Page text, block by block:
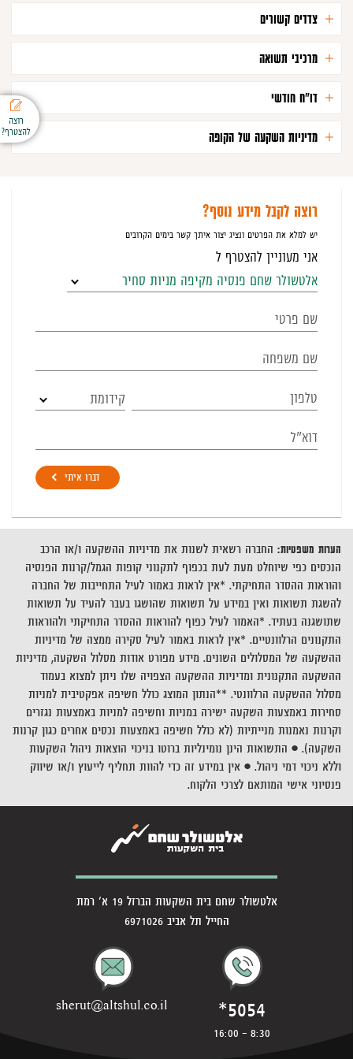
רוצה
להצטרף?
העמוד
צדדים קשורים
מרכיבי תשואה
דו"ח חודשי
מדיניות השקעה של הקופה
רוצה לקבל מידע נוסף?
יש למלא את הפרטים ונציג יצור איתך קשר בימים הקרובים
אני מעוניין להצטרף ל
אלטשולר שחם פנסיה מקיפה מניות סחיר
קידומת
דברו איתי
הערות משפטיות: החברה רשאית לשנות את מדיניות ההשקעה ו/או הרכב
הנכסים כפי שיוחלט מעת לעת בכפוף לתקנוני קופות הגמל/קרנות הפנסיה
והוראות ההסדר התחיקתי. *אין לראות באמור לעיל התחייבות של החברה
להשגת תשואות ואין במידע על תשואות שהושגו בעבר להעיד על תשואות
שתושגנה בעתיד. *האמור לעיל כפוף להוראות ההסדר התחיקתי ולהוראות
התקנונים הרלוונטיים. *אין לראות באמור לעיל סקירה ממצה של מדיניות
ההשקעה של המסלולים השונים. מידע מפורט אודות מסלול השקעה, מדיניות
ההשקעה התקנונית ומדיניות ההשקעה הצפויה שלו ניתן למצוא בעמוד
מסלול ההשקעה הרלוונטי. **הנתון המוצג כולל חשיפה אפקטיבית למניות
סחירות באמצעות השקעה ישירה במניות וחשיפה למניות באמצעות נגזרים
וקרנות נאמנות מנייתיות (לא כולל חשיפה באמצעות נכסים אחרים כגון קרנות
השקעה). • התשואות הינן נומינליות ברוטו בניכוי הוצאות ניהול השקעות
וללא ניכוי דמי ניהול. • אין במידע זה כדי להוות תחליף לייעוץ ו/או שיווק
פנסיוני אישי המותאם לצרכי הלקוח.
אלטשולר שחם בית השקעות הברזל 19 א' רמת
החייל תל אביב 6971026
*5054
8:30 - 16:00
sherut@altshul.co.il